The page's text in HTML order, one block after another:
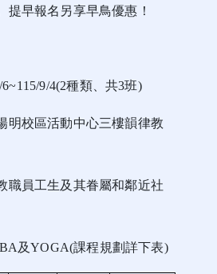
提早報名另享早鳥優惠！
9/4(2種類、共3班)
明校區活動中心三樓韻律教
職員工生及其眷屬和鄰近社
及YOGA(課程規劃詳下表)